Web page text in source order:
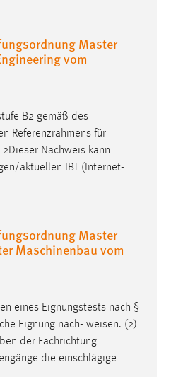
Master
vom
B2 gemäß des
Referenzrahmens für
2Dieser Nachweis kann
aktuellen IBT (Internet-
Master
Maschinenbau vom
eines Eignungstests nach §
Eignung nach- weisen. (2)
der Fachrichtung
die einschlägige